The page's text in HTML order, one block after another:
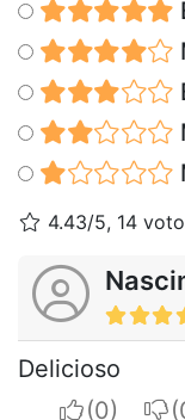
4.43/5, 14
Delicioso
I
I